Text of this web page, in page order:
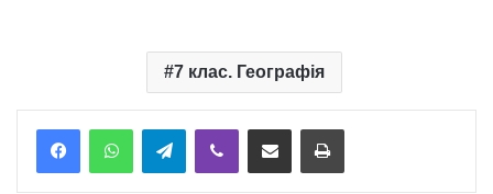
7 клас. Географія
TelegramViber Надіслати електронною поштоюНадрукувати